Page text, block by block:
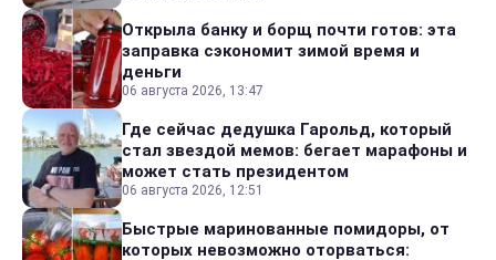
Открыла банку и борщ почти готов: эта
заправка сэкономит зимой время и
деньги
06 августа 2026, 13:47
Где сейчас дедушка Гарольд, который
стал звездой мемов: бегает марафоны и
может стать президентом
06 августа 2026, 12:51
Быстрые маринованные помидоры, от
которых невозможно оторваться: